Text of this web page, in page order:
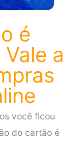
é
a
você ficou
do cartão é